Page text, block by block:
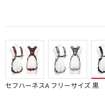
セフハーネスA フリーサイズ 黒